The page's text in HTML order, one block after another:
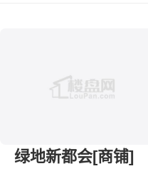
绿地新都会[商铺]